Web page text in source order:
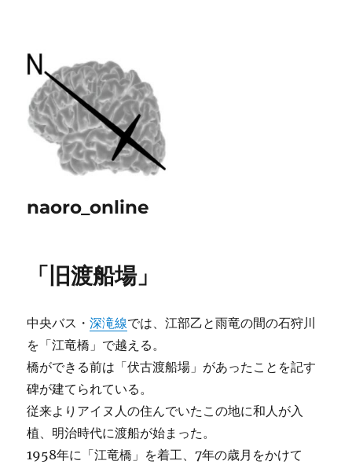
naoro_online
「旧渡船場」
中央バス・深滝線では、江部乙と雨竜の間の石狩川
を「江竜橋」で越える。
橋ができる前は「伏古渡船場」があったことを記す
碑が建てられている。
従来よりアイヌ人の住んでいたこの地に和人が入
植、明治時代に渡船が始まった。
1958年に「江竜橋」を着工、7年の歳月をかけて